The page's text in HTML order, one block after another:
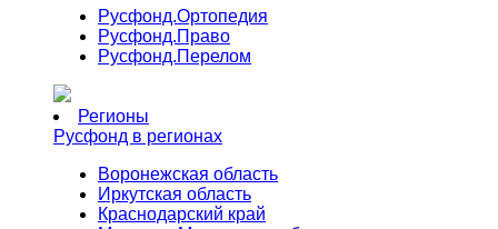
Русфонд.Ортопедия
Русфонд.Право
Русфонд.Перелом
Регионы
Русфонд в регионах
Воронежская область
Иркутская область
Краснодарский край